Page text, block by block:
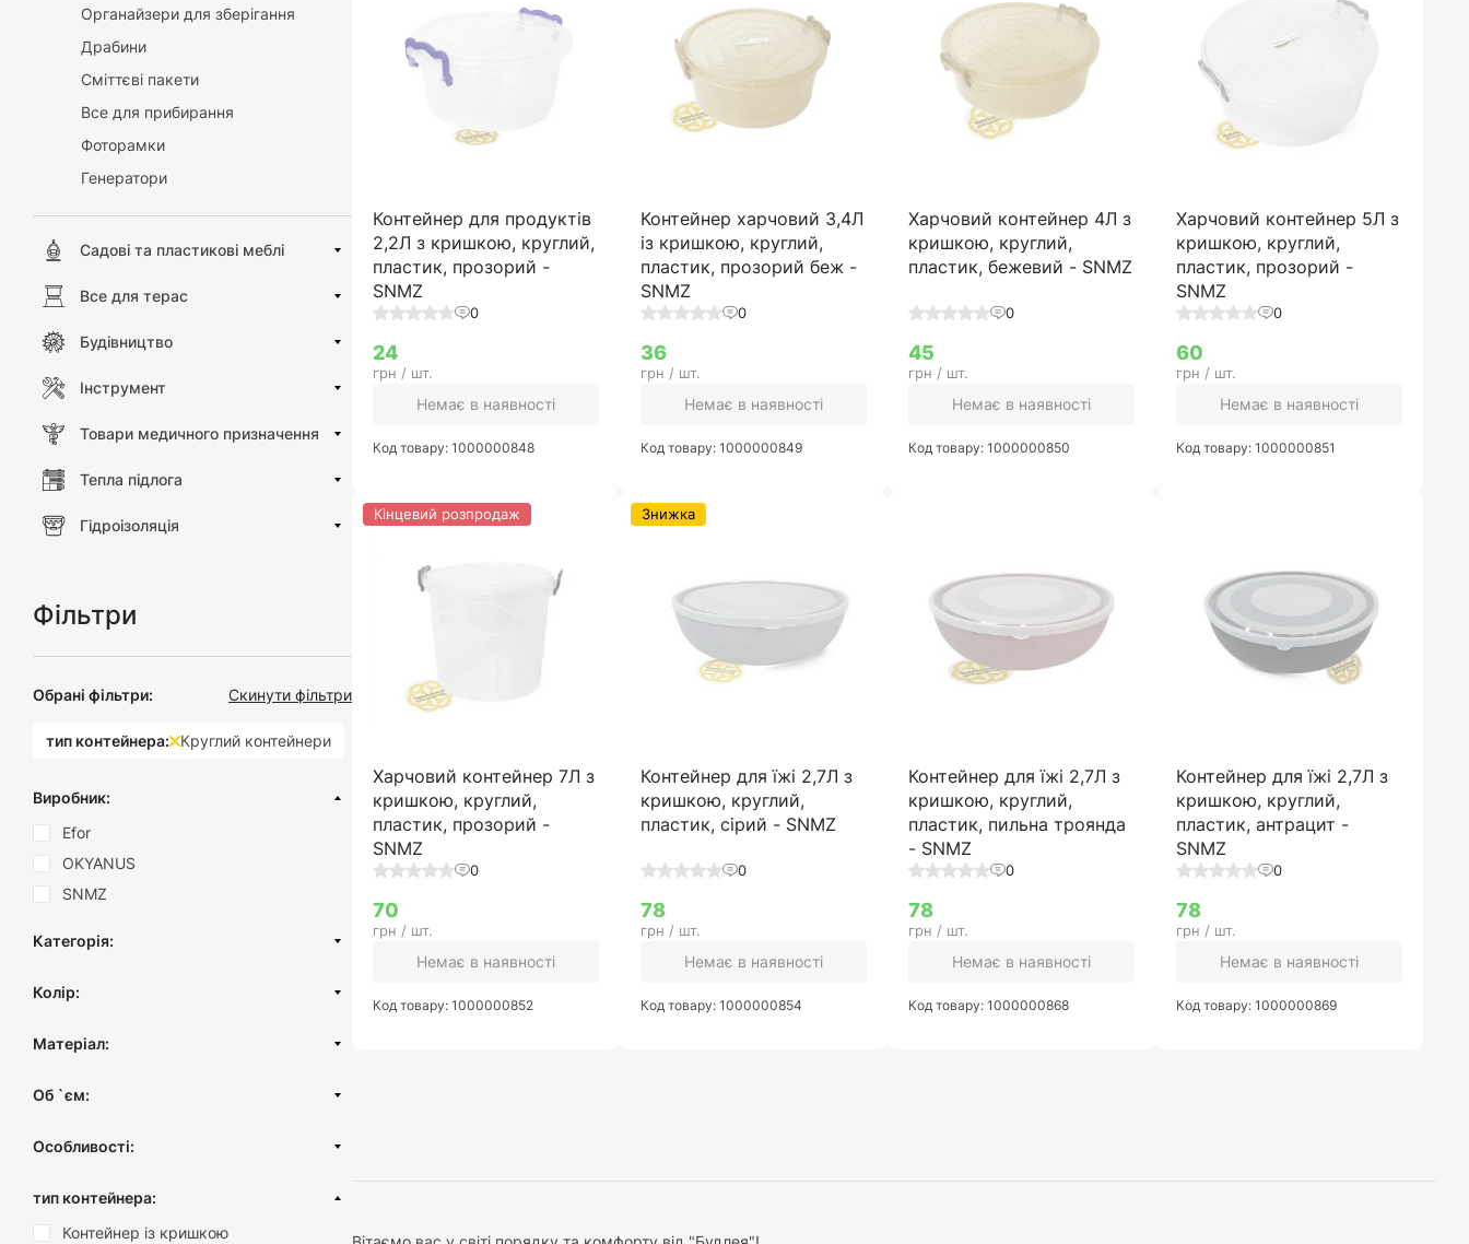
Органайзери для зберігання
Драбини
Сміттєві пакети
Все для прибирання
Фоторамки
Генератори
Садові та пластикові меблі
Все для терас
Будівництво
Інструмент
Товари медичного призначення
Тепла підлога
Гідроізоляція
Фільтри
Обрані фільтри: Скинути фільтри
тип контейнера: Круглий контейнери
Виробник:
Efor
OKYANUS
SNMZ
Категорія:
Харчові миски
Господарські миски
Колір:
Сірий
Прозорий димчастий
Синій
Червоний
Матеріал:
Пластик (вторинний)
Об `єм:
4 літри
Особливості:
Без кришки
тип контейнера:
Контейнер із кришкою
Контейнер для продуктів
2,2Л з кришкою, круглий,
пластик, прозорий -
SNMZ
0
24
грн / шт.
Немає в наявності
Код товару: 1000000848
Контейнер харчовий 3,4Л
із кришкою, круглий,
пластик, прозорий беж -
SNMZ
0
36
грн / шт.
Немає в наявності
Код товару: 1000000849
Харчовий контейнер 4Л з
кришкою, круглий,
пластик, бежевий - SNMZ
0
45
грн / шт.
Немає в наявності
Код товару: 1000000850
Харчовий контейнер 5Л з
кришкою, круглий,
пластик, прозорий -
SNMZ
0
60
грн / шт.
Немає в наявності
Код товару: 1000000851
Харчовий контейнер 7Л з
кришкою, круглий,
пластик, прозорий -
SNMZ
0
Кінцевий розпродаж
70
грн / шт.
Немає в наявності
Код товару: 1000000852
Контейнер для їжі 2,7Л з
кришкою, круглий,
пластик, сірий - SNMZ
0
Знижка
78
грн / шт.
Немає в наявності
Код товару: 1000000854
Контейнер для їжі 2,7Л з
кришкою, круглий,
пластик, пильна троянда
- SNMZ
0
78
грн / шт.
Немає в наявності
Код товару: 1000000868
Контейнер для їжі 2,7Л з
кришкою, круглий,
пластик, антрацит -
SNMZ
0
78
грн / шт.
Немає в наявності
Код товару: 1000000869